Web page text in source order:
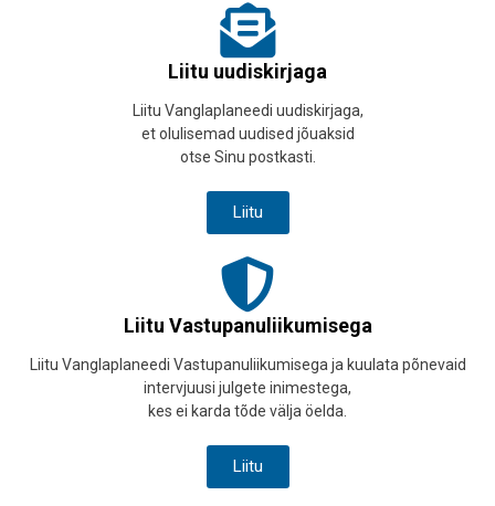
Liitu uudiskirjaga
Liitu Vanglaplaneedi uudiskirjaga,
et olulisemad uudised jõuaksid
otse Sinu postkasti.
Liitu
Liitu Vastupanuliikumisega
Liitu Vanglaplaneedi Vastupanuliikumisega ja kuulata põnevaid
intervjuusi julgete inimestega,
kes ei karda tõde välja öelda.
Liitu